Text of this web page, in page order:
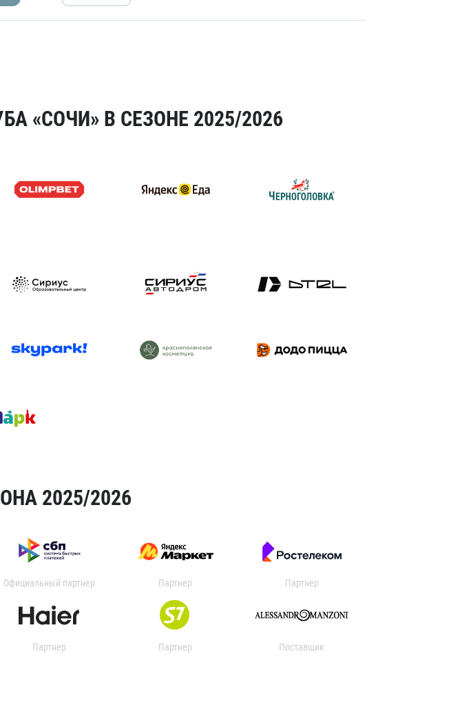
«СОЧИ» В СЕЗОНЕ 2025/2026
2025/2026
Официальный партнер Партнер Партнер
Партнер Партнер Поставщик